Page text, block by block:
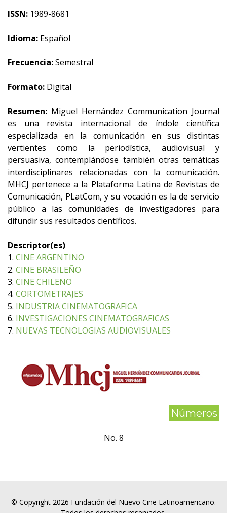
ISSN: 1989-8681
Idioma: Español
Frecuencia:Semestral
Formato: Digital
Resumen: Miguel Hernández Communication Journal
es una revista internacional de índole científica
especializada en la comunicación en sus distintas
vertientes como la periodística, audiovisual y
persuasiva, contemplándose también otras temáticas
interdisciplinares relacionadas con la comunicación.
MHCJ pertenece a la Plataforma Latina de Revistas de
Comunicación, PLatCom, y su vocación es la de servicio
público a las comunidades de investigadores para
difundir sus resultados científicos.
Descriptor(es)
1. CINE ARGENTINO
2. CINE BRASILEÑO
3. CINE CHILENO
4. CORTOMETRAJES
5. INDUSTRIA CINEMATOGRAFICA
6. INVESTIGACIONES CINEMATOGRAFICAS
7. NUEVAS TECNOLOGIAS AUDIOVISUALES
Números
No. 8
© Copyright 2026 Fundación del Nuevo Cine Latinoamericano.
Todos los derechos reservados.